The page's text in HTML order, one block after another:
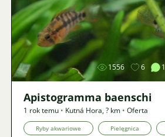
Zdjęcie
1556 6 1
Apistogramma baenschi
1 rok temu • Kutná Hora,? km • Oferta
Ryby akwariowe Pielęgnica